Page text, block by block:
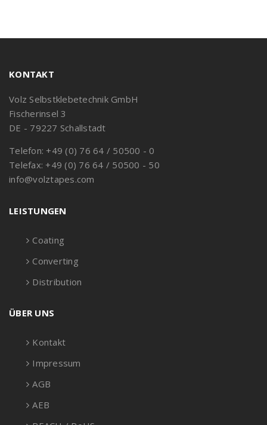
KONTAKT
Volz Selbstklebetechnik GmbH
Fischerinsel 3
DE - 79227 Schallstadt
Telefon: +49 (0) 76 64 / 50500 - 0
Telefax: +49 (0) 76 64 / 50500 - 50
info@volztapes.com
LEISTUNGEN
Coating
Converting
Distribution
ÜBER UNS
Kontakt
Impressum
AGB
AEB